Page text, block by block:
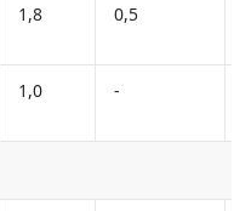
1,8 0,5
1,0 -